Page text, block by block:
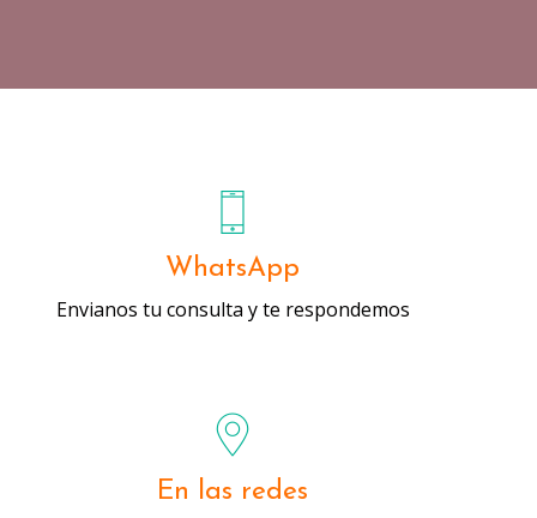
WhatsApp
Envianos tu consulta y te respondemos
En las redes